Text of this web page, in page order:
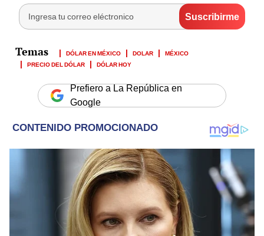
DÓLAR EN MÉXICO DOLAR
MÉXICO
PRECIO DEL DÓLAR
DÓLAR HOY
Prefiero a La República en
Google